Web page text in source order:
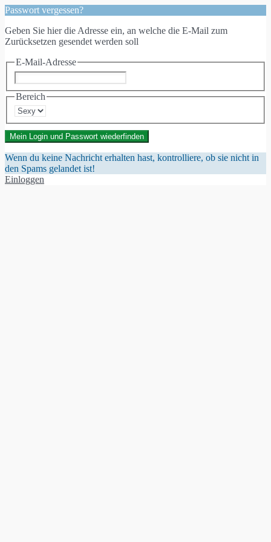
Passwort vergessen?
Geben Sie hier die Adresse ein, an welche die E-Mail zum
Zurücksetzen gesendet werden soll
E-Mail-Adresse
Bereich
Mein Login und Passwort wiederfinden
Wenn du keine Nachricht erhalten hast, kontrolliere, ob sie nicht in
den Spams gelandet ist!
Einloggen